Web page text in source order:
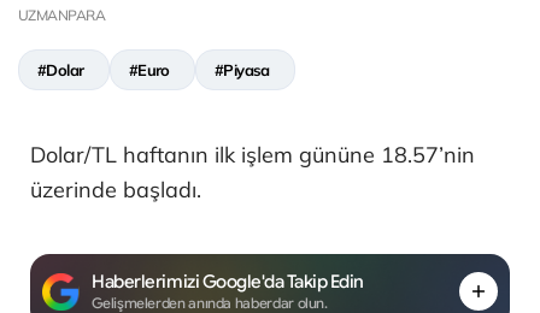
UZMANPARA
#Dolar #Euro #Piyasa
Dolar/TL haftanın ilk işlem gününe 18.57’nin
üzerinde başladı.
Haberlerimizi Google'da Takip Edin
Gelişmelerden anında haberdar olun.